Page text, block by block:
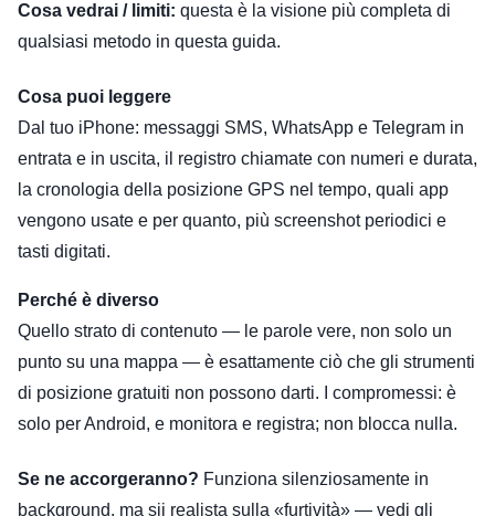
Cosa vedrai / limiti: questa è la visione più completa di
qualsiasi metodo in questa guida.
Cosa puoi leggere
Dal tuo iPhone: messaggi SMS, WhatsApp e Telegram in
entrata e in uscita, il registro chiamate con numeri e durata,
la cronologia della posizione GPS nel tempo, quali app
vengono usate e per quanto, più screenshot periodici e
tasti digitati.
Perché è diverso
Quello strato di contenuto — le parole vere, non solo un
punto su una mappa — è esattamente ciò che gli strumenti
di posizione gratuiti non possono darti. I compromessi: è
solo per Android, e monitora e registra; non blocca nulla.
Se ne accorgeranno? Funziona silenziosamente in
background, ma sii realista sulla «furtività» — vedi gli